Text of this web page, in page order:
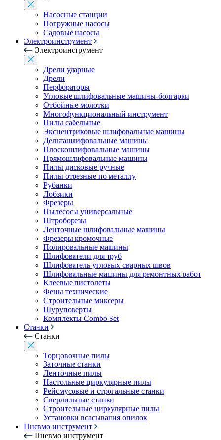
Насосные станции
Погружные насосы
Садовые насосы
Электроинструмент
Электроинструмент
Дрели ударные
Дрели
Перфораторы
Угловые шлифовальные машины-болгарки
Отбойные молотки
Многофункциональный инструмент
Пилы сабельные
Эксцентриковые шлифовальные машины
Дельташлифовальные машины
Плоскошлифовальные машины
Прямошлифовальные машины
Пилы дисковые ручные
Пилы отрезные по металлу
Рубанки
Лобзики
Фрезеры
Пылесосы универсальные
Штроборезы
Ленточные шлифовальные машины
Фрезеры кромочные
Полировальные машины
Шлифователи для труб
Шлифователь угловых сварных швов
Шлифовальные машины для ремонтных работ
Клеевые пистолеты
Фены технические
Строительные миксеры
Шуруповерты
Комплекты Combo Set
Станки
Станки
Торцовочные пилы
Заточные станки
Ленточные пилы
Настольные циркулярные пилы
Рейсмусовые и строгальные станки
Сверлильные станки
Строительные циркулярные пилы
Установки всасывания опилок
Пневмо инструмент
Пневмо инструмент